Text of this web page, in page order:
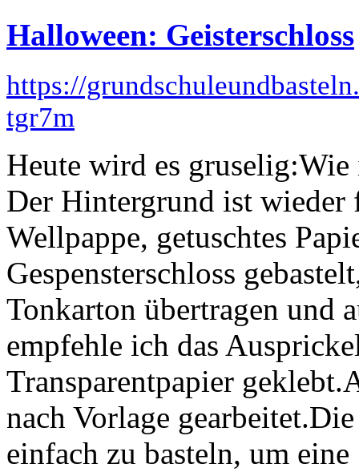
Halloween: Geisterschloss
https://
tgr7m
Heute wird es
Der Hintergrund ist
Wellpappe, getuschtes
Gespensterschloss
Tonkarton übertragen und
empfehle ich das
Transparentpapier
nach Vorlage
einfach zu basteln, um eine